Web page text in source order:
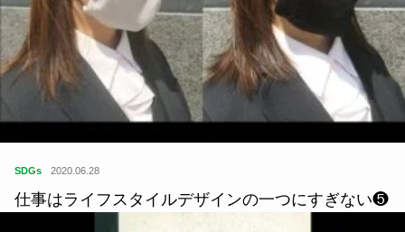
SDGs 2020.06.28
仕事はライフスタイルデザインの一つにすぎない❺